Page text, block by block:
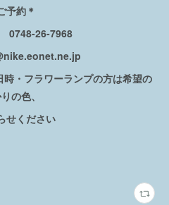
予約＊
0748-26-7968
・フラワーランプの方は希望の
の色、
せください